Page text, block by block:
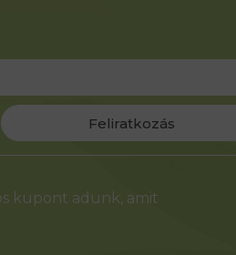
Feliratkozás
kupont adunk, amit